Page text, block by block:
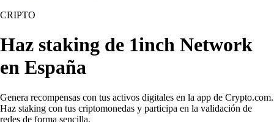
CRIPTO
Haz staking de 1inch Network
en España
Genera recompensas con tus activos digitales en la app de Crypto.com.
Haz staking con tus criptomonedas y participa en la validación de
redes de forma sencilla.